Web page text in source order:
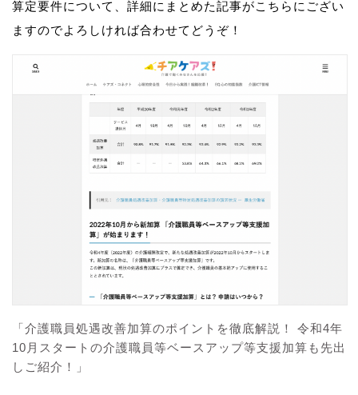
算定要件について、詳細にまとめた記事がこちらにござい
ますのでよろしければ合わせてどうぞ！
「介護職員処遇改善加算のポイントを徹底解説！ 令和4年
10月スタートの介護職員等ベースアップ等支援加算も先出
しご紹介！」